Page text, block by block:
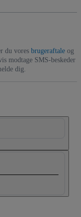
du vores brugeraftale og
modtage SMS-beskeder
dig.